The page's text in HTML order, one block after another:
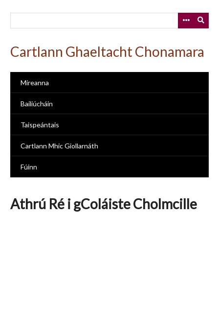
Cartlann Ghaeltacht Chonamara
Míreanna
Bailiúcháin
Taispeántais
Cartlann Mhic Giollarnáth
Fúinn
Athrú Ré i gColáiste Cholmcille